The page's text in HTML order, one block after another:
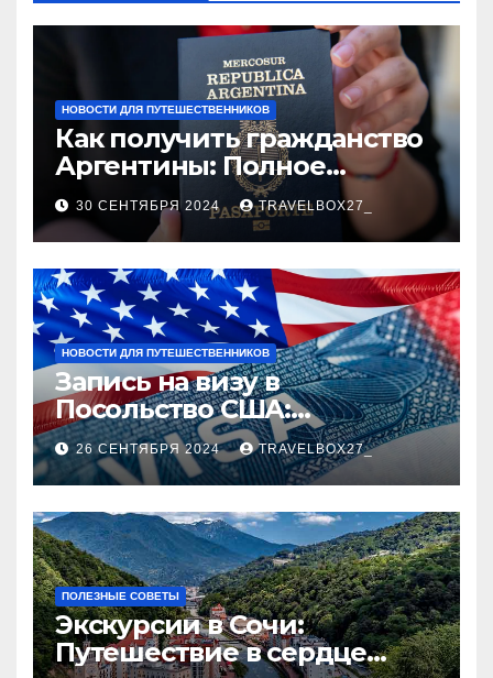
НОВОСТИ ДЛЯ ПУТЕШЕСТВЕННИКОВ
Как получить гражданство
Аргентины: Полное
руководство
30 СЕНТЯБРЯ 2024 TRAVELBOX27_
НОВОСТИ ДЛЯ ПУТЕШЕСТВЕННИКОВ
Запись на визу в
Посольство США:
Пошаговое руководство
26 СЕНТЯБРЯ 2024 TRAVELBOX27_
ПОЛЕЗНЫЕ СОВЕТЫ
Экскурсии в Сочи:
Путешествие в сердце